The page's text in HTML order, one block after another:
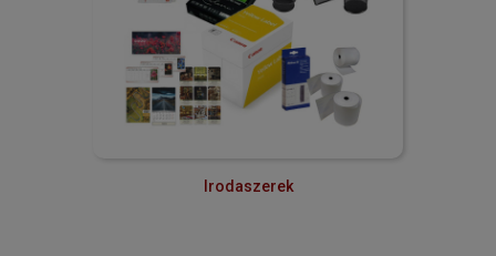
Irodaszerek